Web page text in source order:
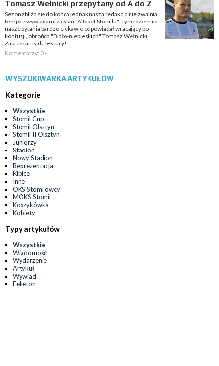
Tomasz Wełnicki przepytany od A do Z
Sezon zbliża się do końca jednak nasza redakcja nie zwalnia
tempa z wywiadami z cyklu "Alfabet Stomilu". Tym razem na
nasze pytania bardzo ciekawie odpowiadał wracający po
kontuzji, obrońca "Biało-niebieskich" Tomasz Wełnicki.
Zapraszamy do lektury!...
Komentarzy: 0 »
WYSZUKIWARKA ARTYKUŁÓW
Kategorie
Wszystkie
Stomil Cup
Stomil Olsztyn
Stomil II Olsztyn
Juniorzy
Stadion
Nowy Stadion
Reprezentacja
Kibice
Inne
OKS Stomilowcy
MOKS Stomil
Koszykówka
Kobiety
Typy artykułów
Wszystkie
Wiadomość
Wydarzenie
Artykuł
Wywiad
Felieton